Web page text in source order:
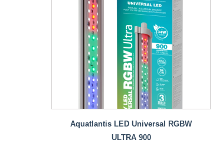
Aquatlantis LED Universal RGBW
ULTRA 900